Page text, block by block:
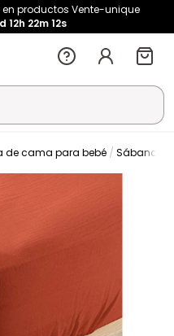
en productos Vente-unique
12h 22m 10s
de cama para bebé Sábana